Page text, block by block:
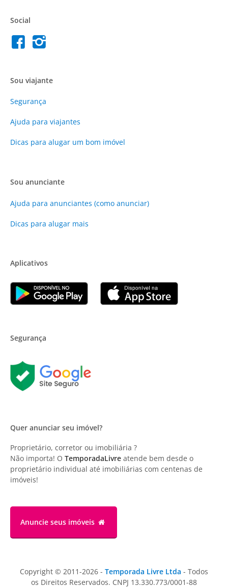
Social
Sou viajante
Segurança
Ajuda para viajantes
Dicas para alugar um bom imóvel
Sou anunciante
Ajuda para anunciantes (como anunciar)
Dicas para alugar mais
Aplicativos
Segurança
Quer anunciar seu imóvel?
Proprietário, corretor ou imobiliária ?
Não importa! O TemporadaLivre atende bem desde o
proprietário individual até imobiliárias com centenas de
imóveis!
Anuncie seus imóveis
Copyright © 2011-2026 - Temporada Livre Ltda - Todos
os Direitos Reservados. CNPJ 13.330.773/0001-88